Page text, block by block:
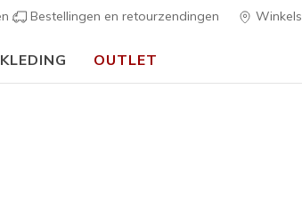
Bestellingen en retourzendingen Winkels
KLEDING OUTLET